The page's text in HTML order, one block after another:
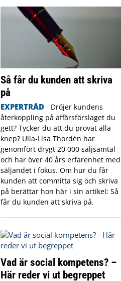
Så får du kunden att skriva
på
EXPERTRÅD
Dröjer kundens
återkoppling på affärsförslaget du
gett? Tycker du att du provat alla
knep? Ulla-Lisa Thordén har
genomfört drygt 20 000 säljsamtal
och har över 40 års erfarenhet med
säljandet i fokus. Om hur du får
kunden att committa sig och skriva
på berättar hon här i sin artikel: Så
får du kunden att skriva på.
Vad är social kompetens? –
Här reder vi ut begreppet